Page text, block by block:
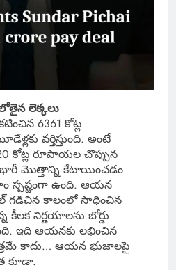
లెక్కలు
6361 కోట్ల
వర్తిస్తుంది. అంటే
కోట్ల రూపాయల చొప్పున
భారీ మొత్తాన్ని కేటాయించడం
స్పష్టంగా ఉంది. ఆయన
గడిచిన కాలంలో సాధించిన
కీలక నిర్ణయాలను బోర్డు
ఇది ఆయనకు లభించిన
కాదు… ఆయన భుజాలపై
కూడా.